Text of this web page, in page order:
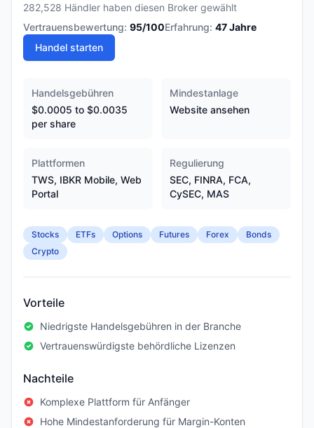
282,528 Händler haben diesen Broker gewählt
Vertrauensbewertung: 95/100Erfahrung: 47Jahre
Handel starten
Handelsgebühren
$0.0005 to $0.0035
per share
Mindestanlage
Website ansehen
Plattformen
TWS, IBKR Mobile, Web
Portal
Regulierung
SEC, FINRA, FCA,
CySEC, MAS
Stocks ETFs Options Futures Forex
Bonds
Crypto
Vorteile
Niedrigste Handelsgebühren in der Branche
Vertrauenswürdigste behördliche Lizenzen
Nachteile
Komplexe Plattform für Anfänger
Hohe Mindestanforderung für Margin-Konten